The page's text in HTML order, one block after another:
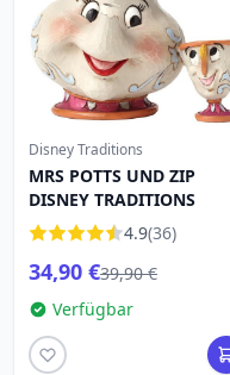
Disney Traditions
MRS POTTS UND ZIP
DISNEY TRADITIONS
4.9(36)
34,90 €39,90 €
Verfügbar